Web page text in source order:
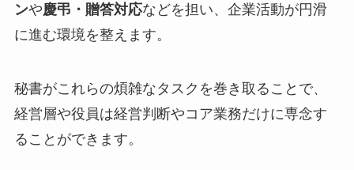
ンや慶弔・贈答対応などを担い、企業活動が円滑
に進む環境を整えます。
秘書がこれらの煩雑なタスクを巻き取ることで、
経営層や役員は経営判断やコア業務だけに専念す
ることができます。